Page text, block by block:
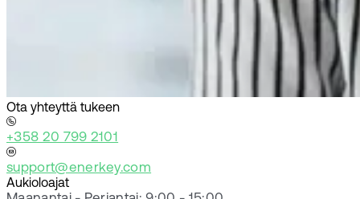
Ota yhteyttä tukeen
+358 20 799 2101
support@enerkey.com
Aukioloajat